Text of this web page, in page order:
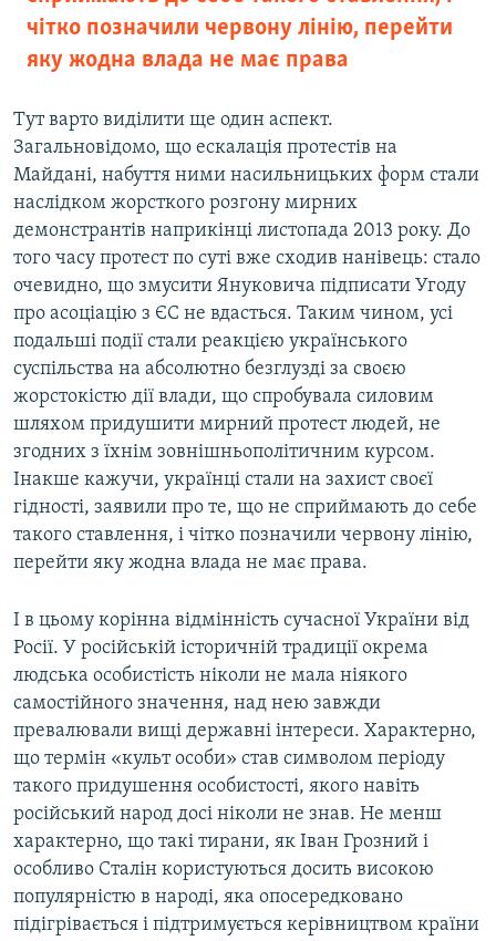
чітко позначили червону лінію, перейти
яку жодна влада не має права
Тут варто виділити ще один аспект.
Загальновідомо, що ескалація протестів на
Майдані, набуття ними насильницьких форм стали
наслідком жорсткого розгону мирних
демонстрантів наприкінці листопада 2013 року. До
того часу протест по суті вже сходив нанівець: стало
очевидно, що змусити Януковича підписати Угоду
про асоціацію з ЄС не вдасться. Таким чином, усі
подальші події стали реакцією українського
суспільства на абсолютно безглузді за своєю
жорстокістю дії влади, що спробувала силовим
шляхом придушити мирний протест людей, не
згодних з їхнім зовнішньополітичним курсом.
Інакше кажучи, українці стали на захист своєї
гідності, заявили про те, що не сприймають до себе
такого ставлення, і чітко позначили червону лінію,
перейти яку жодна влада не має права.
І в цьому корінна відмінність сучасної України від
Росії. У російській історичній традиції окрема
людська особистість ніколи не мала ніякого
самостійного значення, над нею завжди
превалювали вищі державні інтереси. Характерно,
що термін «культ особи» став символом періоду
такого придушення особистості, якого навіть
російський народ досі ніколи не знав. Не менш
характерно, що такі тирани, як Іван Грозний і
особливо Сталін користуються досить високою
популярністю в народі, яка опосередковано
підігрівається і підтримується керівництвом країни